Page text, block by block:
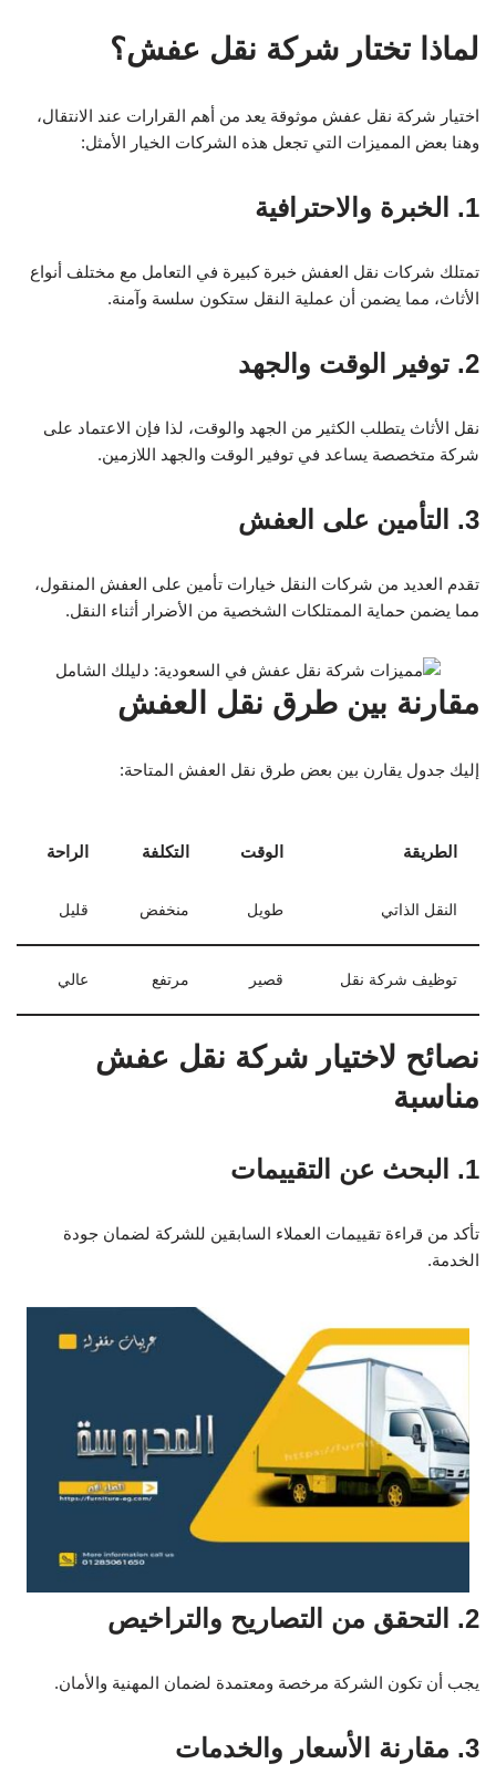
لماذا تختار شركة نقل عفش؟
اختيار شركة نقل عفش موثوقة يعد من أهم القرارات عند الانتقال،
وهنا بعض المميزات التي تجعل هذه الشركات الخيار الأمثل:
1. الخبرة والاحترافية
تمتلك شركات نقل العفش خبرة كبيرة في التعامل مع مختلف أنواع
الأثاث، مما يضمن أن عملية النقل ستكون سلسة وآمنة.
2. توفير الوقت والجهد
نقل الأثاث يتطلب الكثير من الجهد والوقت، لذا فإن الاعتماد على
شركة متخصصة يساعد في توفير الوقت والجهد اللازمين.
3. التأمين على العفش
تقدم العديد من شركات النقل خيارات تأمين على العفش المنقول،
مما يضمن حماية الممتلكات الشخصية من الأضرار أثناء النقل.
مقارنة بين طرق نقل العفش
إليك جدول يقارن بين بعض طرق نقل العفش المتاحة:
الطريقة الوقت التكلفة الراحة
النقل الذاتي طويل منخفض قليل
توظيف شركة نقل قصير مرتفع عالي
نصائح لاختيار شركة نقل عفش
مناسبة
1. البحث عن التقييمات
تأكد من قراءة تقييمات العملاء السابقين للشركة لضمان جودة
الخدمة.
2. التحقق من التصاريح والتراخيص
يجب أن تكون الشركة مرخصة ومعتمدة لضمان المهنية والأمان.
3. مقارنة الأسعار والخدمات